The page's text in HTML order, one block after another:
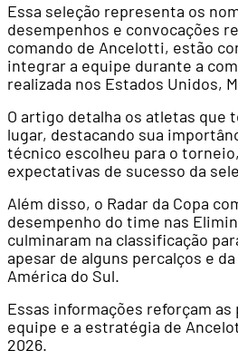
Essa seleção representa os
desempenhos e convocações
comando de Ancelotti, estão
integrar a equipe durante a
realizada nos Estados Unidos,
O artigo detalha os atletas que
lugar, destacando sua
técnico escolheu para o
expectativas de sucesso da
Além disso, o Radar da Copa
desempenho do time nas
culminaram na classificação
apesar de alguns percalços e
América do Sul.
Essas informações reforçam
equipe e a estratégia de
2026.